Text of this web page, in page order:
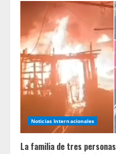
Noticias Internacionales
La familia de tres